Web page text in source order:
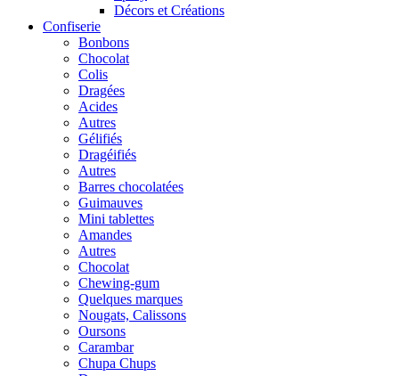
Décors et Créations
Confiserie
Bonbons
Chocolat
Colis
Dragées
Acides
Autres
Gélifiés
Dragéifiés
Autres
Barres chocolatées
Guimauves
Mini tablettes
Amandes
Autres
Chocolat
Chewing-gum
Quelques marques
Nougats, Calissons
Oursons
Carambar
Chupa Chups